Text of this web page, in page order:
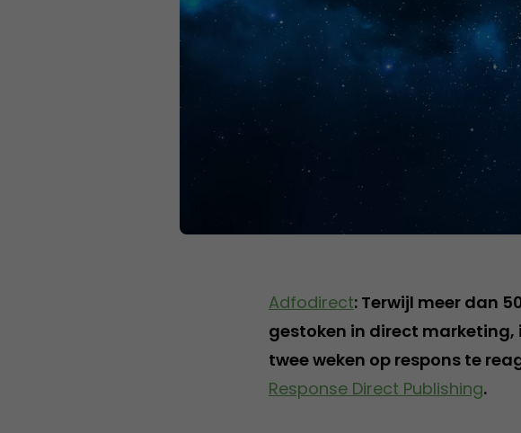
Adfodirect: Terwijl meer dan
gestoken in direct
twee weken op respons te
Response Direct Publishing.